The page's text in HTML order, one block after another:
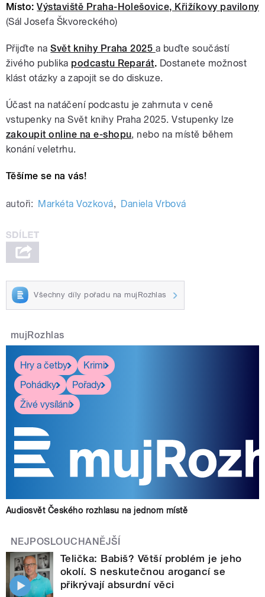
Místo: Výstaviště Praha-Holešovice, Křižíkovy pavilony
(Sál Josefa Škvoreckého)
Přijďte naSvět knihy Praha 2025 a buďte součástí
živého publika podcastu Reparát. Dostanete možnost
klást otázky a zapojit se do diskuze.
Účast na natáčení podcastu je zahrnuta v ceně
vstupenky na Svět knihy Praha 2025. Vstupenky lze
zakoupit online na e-shopu, nebo na místě během
konání veletrhu.
Těšíme se na vás!
autoři: Markéta Vozková, Daniela Vrbová
Všechny díly pořadu na mujRozhlas
mujRozhlas
Hry a četby
Krimi
Pohádky
Pořady
Živé vysílání
Audiosvět Českého rozhlasu na jednom místě
NEJPOSLOUCHANĚJŠÍ
Telička: Babiš? Větší problém je jeho
okolí. S neskutečnou arogancí se
přikrývají absurdní věci